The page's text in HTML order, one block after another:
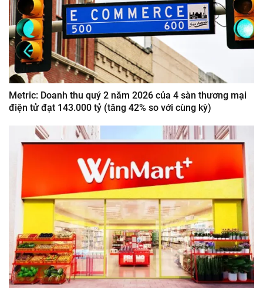
Metric: Doanh thu quý 2 năm 2026 của 4 sàn thương mại
điện tử đạt 143.000 tỷ (tăng 42% so với cùng kỳ)